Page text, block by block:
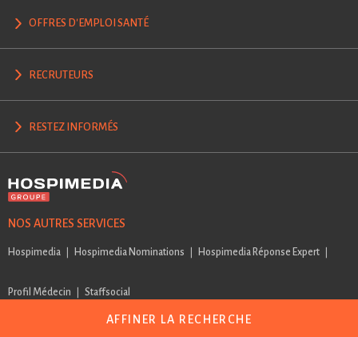
AFFINER LA RECHERCHE
OFFRES D'EMPLOI SANTÉ
RECRUTEURS
RESTEZ INFORMÉS
NOS AUTRES SERVICES
Hospimedia Hospimedia Nominations Hospimedia Réponse Expert
Profil Médecin Staffsocial